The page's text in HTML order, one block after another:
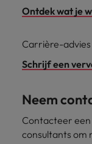
Ontdek wat je
Carrière-advies
Schrijf een
Neem
Contacteer een
consultants om